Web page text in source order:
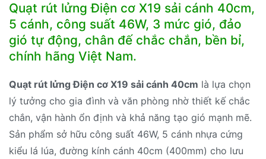
40cm
số
lượng
Quạt rút lửng Điện cơ X19 sải cánh 40cm,
5 cánh, công suất 46W, 3 mức gió, đảo
gió tự động, chân đế chắc chắn, bền bỉ,
chính hãng Việt Nam.
Quạt rút lửng Điện cơ X19 sải cánh 40cm là lựa chọn
lý tưởng cho gia đình và văn phòng nhờ thiết kế chắc
chắn, vận hành ổn định và khả năng tạo gió mạnh mẽ.
Sản phẩm sở hữu công suất 46W, 5 cánh nhựa cứng
kiểu lá lúa, đường kính cánh 40cm (400mm) cho lưu